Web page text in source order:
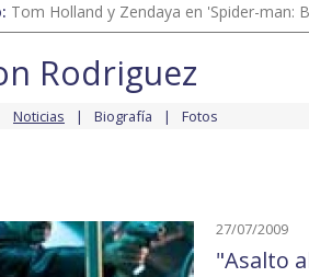
Tom Holland y Zendaya en 'Spider-man:
Rodriguez
Noticias Biografía Fotos
27/07/2009
"Asalto